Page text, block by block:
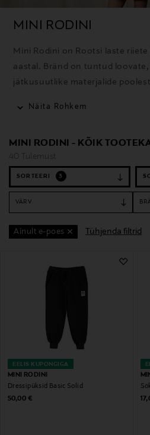
MINI RODINI
Mini Rodini on Rootsi laste
aastal. Bränd on tuntud
jätkusuutlike materjalide
Näita Rohkem
MINI RODINI - KÕIK
40 Tulemust
SORTEERI 3
VÄRV
Ainult e-poes Tühjenda filtrid
EELIS KUPONGIGA
MINI RODINI
Dressipüksid Basic Solid
Original Price
50,00 €